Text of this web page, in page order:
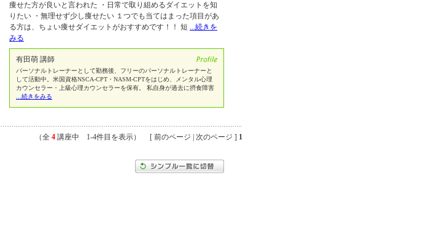
痩せた方が良いと言われた ・日常で取り組めるダイエットを知
りたい ・無理せず少し痩せたい １つでも当てはまった項目があ
る方は、ちょい痩せダイエットがおすすめです！！ 短 ...続きを
みる
有田萌 講師
パーソナルトレーナーとして勤務後、フリーのパーソナルトレーナーと
して活動中。米国資格NSCA-CPT・NASM-CPTをはじめ、メンタル心理
カウンセラー・上級心理カウンセラーを保有。 私自身が過去に摂食障害
...続きをみる
（全 4 講座中 1-4件目を表示） [ 前のページ | 次のページ ] 1